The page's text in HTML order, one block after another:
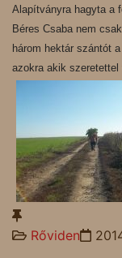
Alapítványra hagyta a
Béres Csaba nem
három hektár szántót
azokra akik
Rőviden